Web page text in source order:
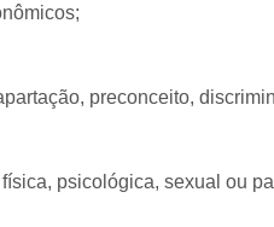
preconceito,
psicológica, sexual ou